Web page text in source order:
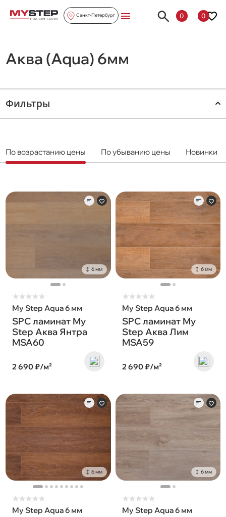
Санкт-Петербург 0 0
Аква (Aqua) 6мм
Фильтры
По возрастанию цены По убыванию цены Новинки
6 мм
★★★★★
My Step Aqua 6 мм
SPC ламинат My
Step Аква Янтра
MSA60
2 690 ₽/м²
6 мм
★★★★★
My Step Aqua 6 мм
SPC ламинат My
Step Аква Лим
MSA59
2 690 ₽/м²
6 мм
★★★★★
My Step Aqua 6 мм
6 мм
★★★★★
My Step Aqua 6 мм